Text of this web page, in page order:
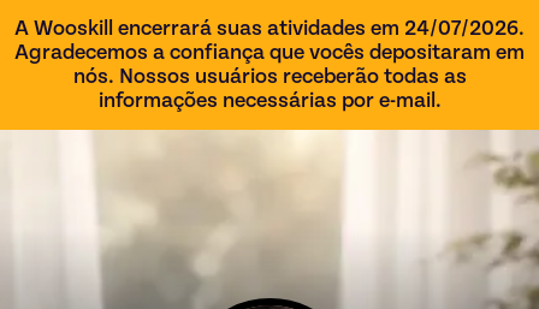
A Wooskill encerrará suas atividades em 24/07/2026.
Agradecemos a confiança que vocês depositaram em
nós. Nossos usuários receberão todas as
informações necessárias por e-mail.